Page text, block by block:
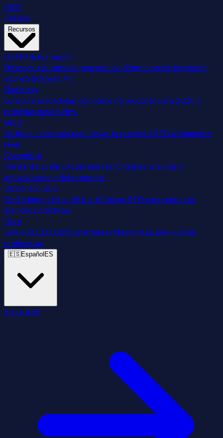
MCP
Precios
Recursos
DEMO & Formación
Reserva una llamada para ver una demo o recibir formación
sobre SEOcrawl AI.
Roadmap
Consulta el roadmap completo de producto para 2026 y
próximas novedades.
Blog
Noticias y recursos para llevar tu proyecto SEO al siguiente
nivel.
Changelog
Mantente al día con las nuevas funciones, mejoras y
actualizaciones del producto.
Diccionario SEO
Definiciones claras de los términos SEO esenciales con
ejemplos prácticos.
Libro
Una guía SEO completa para profesionales que quieren
profundizar.
🇪🇸Español ES
Ir a la App